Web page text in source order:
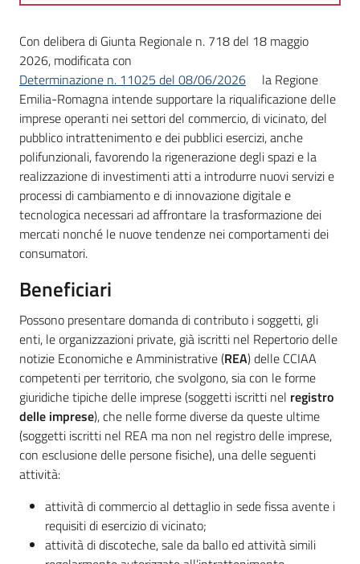
Con delibera di Giunta Regionale n. 718 del 18 maggio
2026, modificata con
Determinazione n. 11025 del 08/06/2026
la Regione
Emilia-Romagna intende supportare la riqualificazione delle
imprese operanti nei settori del commercio, di vicinato, del
pubblico intrattenimento e dei pubblici esercizi, anche
polifunzionali, favorendo la rigenerazione degli spazi e la
realizzazione di investimenti atti a introdurre nuovi servizi e
processi di cambiamento e di innovazione digitale e
tecnologica necessari ad affrontare la trasformazione dei
mercati nonché le nuove tendenze nei comportamenti dei
consumatori.
Beneficiari
Possono presentare domanda di contributo i soggetti, gli
enti, le organizzazioni private, già iscritti nel Repertorio delle
notizie Economiche e Amministrative (REA) delle CCIAA
competenti per territorio, che svolgono, sia con le forme
giuridiche tipiche delle imprese (soggetti iscritti nel registro
delle imprese), che nelle forme diverse da queste ultime
(soggetti iscritti nel REA ma non nel registro delle imprese,
con esclusione delle persone fisiche), una delle seguenti
attività:
attività di commercio al dettaglio in sede fissa avente i
requisiti di esercizio di vicinato;
attività di discoteche, sale da ballo ed attività simili